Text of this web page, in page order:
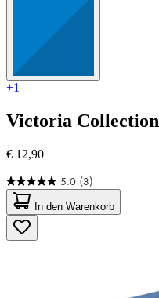
+1
Victoria Collection
€ 12,90
5.0 (3)
5.0
von
5
Sternen.
3
In den Warenkorb